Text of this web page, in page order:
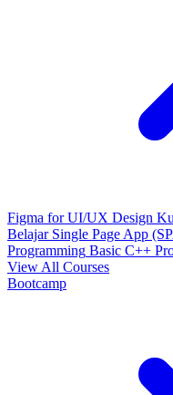
Figma for UI/UX Design
Belajar Single Page App
Programming Basic C++
View All Courses
Bootcamp